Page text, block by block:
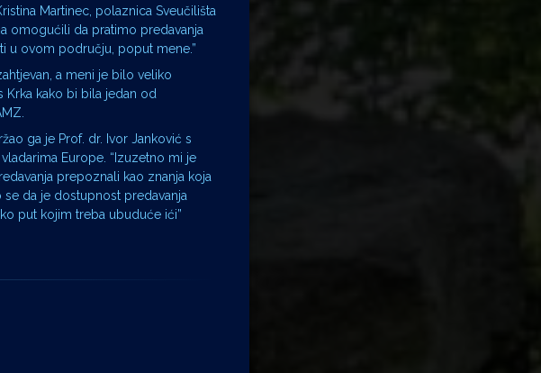
Martinec, polaznica Sveučilišta
omogućili da pratimo predavanja
u ovom području, poput mene.”
a meni je bilo veliko
Krka kako bi bila jedan od
ga je Prof. dr. Ivor Janković s
Europe. “Izuzetno mi je
prepoznali kao znanja koja
da je dostupnost predavanja
put kojim treba ubuduće ići”